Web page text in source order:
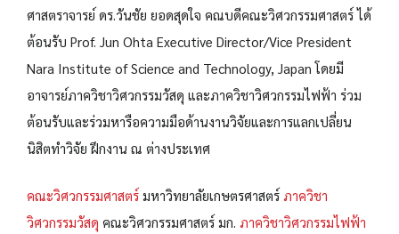
ศาสตราจารย์ ดร.วันชัย ยอดสุดใจ คณบดีคณะวิศวกรรมศาสตร์ ได้
ต้อนรับ Prof. Jun Ohta Executive Director/Vice President
Nara Institute of Science and Technology, Japan โดยมี
อาจารย์ภาควิชาวิศวกรรมวัสดุ และภาควิชาวิศวกรรมไฟฟ้า ร่วม
ต้อนรับและร่วมหารือความมือด้านงานวิจัยและการแลกเปลี่ยน
นิสิตทำวิจัย ฝึกงาน ณ ต่างประเทศ
คณะวิศวกรรมศาสตร์ มหาวิทยาลัยเกษตรศาสตร์ ภาควิชา
วิศวกรรมวัสดุ คณะวิศวกรรมศาสตร์ มก. ภาควิชาวิศวกรรมไฟฟ้า